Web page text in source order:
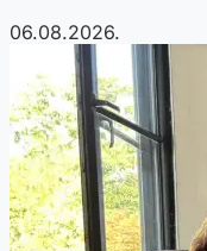
06.08.2026.